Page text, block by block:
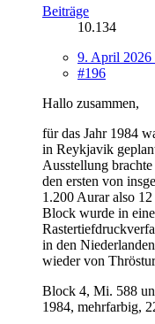
Beiträge
10.134
9. April 2026
#196
Hallo zusammen,
für das Jahr 1984
in Reykjavik
Ausstellung
den ersten von
1.200 Aurar also
Block wurde in
in den
wieder von
Block 4, Mi. 588
1984, mehrfarbig,